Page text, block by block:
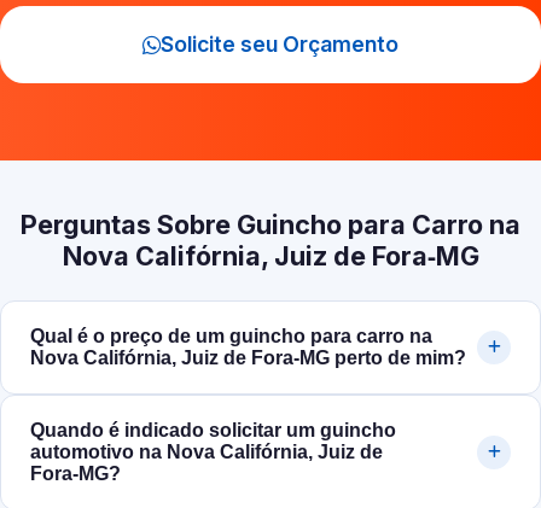
Solicite seu Orçamento
Perguntas Sobre Guincho para Carro na
Nova Califórnia, Juiz de Fora‑MG
Qual é o preço de um guincho para carro na
Nova Califórnia, Juiz de Fora‑MG perto de mim?
Quando é indicado solicitar um guincho
automotivo na Nova Califórnia, Juiz de
Fora‑MG?